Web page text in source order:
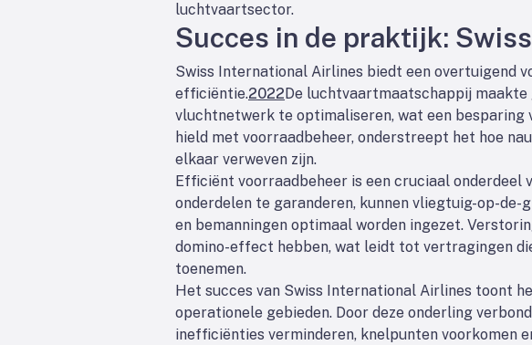
luchtvaartsector.
Succes in de praktijk:
Swiss International Airlines biedt een overtuigend
efficiëntie.2022De luchtvaartmaatschappij
vluchtnetwerk te optimaliseren, wat een besparing
hield met voorraadbeheer, onderstreept het hoe
elkaar verweven zijn.
Efficiënt voorraadbeheer is een cruciaal onderdeel
onderdelen te garanderen, kunnen vliegtuig-op-de-
en bemanningen optimaal worden ingezet.
domino-effect hebben, wat leidt tot vertragingen
toenemen.
Het succes van Swiss International Airlines toont
operationele gebieden. Door deze onderling
inefficiënties verminderen, knelpunten voorkomen